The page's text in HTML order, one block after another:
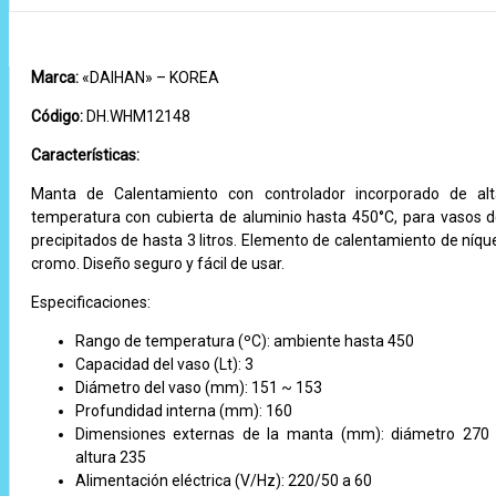
Marca:«DAIHAN» – KOREA
Código:DH.WHM12148
Características:
Manta de Calentamiento con controlador incorporado de
temperatura con cubierta de aluminio hasta 450°C, para vasos
precipitados de hasta 3 litros. Elemento de calentamiento de
cromo. Diseño seguro y fácil de usar.
Especificaciones:
Rango de temperatura (ºC): ambiente hasta 450
Capacidad del vaso (Lt): 3
Diámetro del vaso (mm): 151 ~ 153
Profundidad interna (mm): 160
Dimensiones externas de la manta (mm): diámetro 270
altura 235
Alimentación eléctrica (V/Hz): 220/50 a 60